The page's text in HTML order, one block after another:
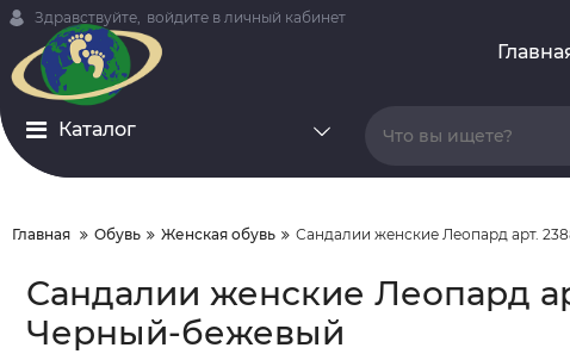
Здравствуйте, войдите в личный кабинет
Каталог
Главная Обувь Женская обувь Сандалии женские Леопард арт.
Сандалии женские Леопард
Черный-бежевый